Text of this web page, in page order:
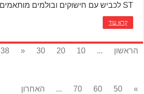
ST לכביש עם חישוקים ובולמים מותאמים
קרא עוד
הראשון ...
10
20
30
«
38
»
50
60
70
... האחרון